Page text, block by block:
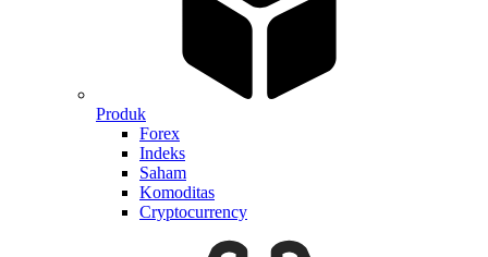
Produk
Forex
Indeks
Saham
Komoditas
Cryptocurrency